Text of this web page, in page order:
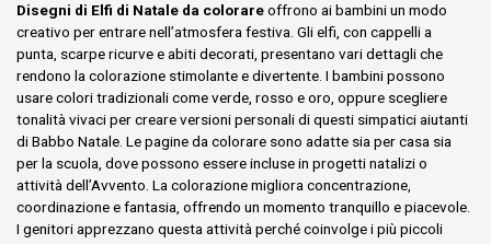
Disegni di Elfi di Natale da colorareoffrono ai bambini un modo
creativo per entrare nell’atmosfera festiva. Gli elfi, con cappelli a
punta, scarpe ricurve e abiti decorati, presentano vari dettagli che
rendono la colorazione stimolante e divertente. I bambini possono
usare colori tradizionali come verde, rosso e oro, oppure scegliere
tonalità vivaci per creare versioni personali di questi simpatici aiutanti
di Babbo Natale. Le pagine da colorare sono adatte sia per casa sia
per la scuola, dove possono essere incluse in progetti natalizi o
attività dell’Avvento. La colorazione migliora concentrazione,
coordinazione e fantasia, offrendo un momento tranquillo e piacevole.
I genitori apprezzano questa attività perché coinvolge i più piccoli